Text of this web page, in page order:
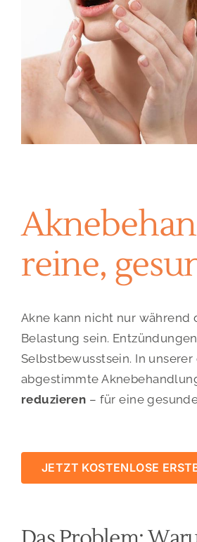
reine,
Akne kann nicht nur während
Belastung sein.
Selbstbewusstsein. In
abgestimmte
reduzieren – für eine
JETZT KOSTENLOSE